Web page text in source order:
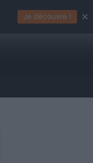
Je découvre ! ×